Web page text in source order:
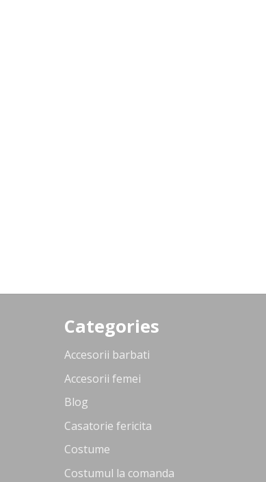
Categories
Accesorii barbati
Accesorii femei
Blog
Casatorie fericita
Costume
Costumul la comanda